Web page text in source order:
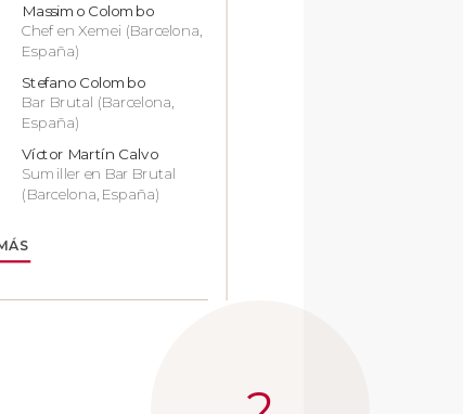
Massimo Colombo
Chef en Xemei (Barcelona,
España)
Stefano Colombo
Bar Brutal (Barcelona,
España)
Víctor Martín Calvo
Sumiller en Bar Brutal
(Barcelona, España)